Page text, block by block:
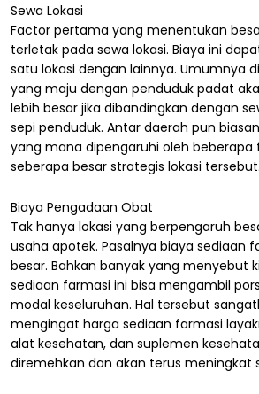
Sewa Lokasi
Factor pertama yang menentukan
terletak pada sewa lokasi. Biaya ini
satu lokasi dengan lainnya. Umumnya
yang maju dengan penduduk padat
lebih besar jika dibandingkan dengan
sepi penduduk. Antar daerah pun
yang mana dipengaruhi oleh
seberapa besar strategis lokasi tersebut.
Biaya Pengadaan Obat
Tak hanya lokasi yang berpengaruh
usaha apotek. Pasalnya biaya sediaan
besar. Bahkan banyak yang menyebut
sediaan farmasi ini bisa mengambil
modal keseluruhan. Hal tersebut
mengingat harga sediaan farmasi
alat kesehatan, dan suplemen
diremehkan dan akan terus meningkat